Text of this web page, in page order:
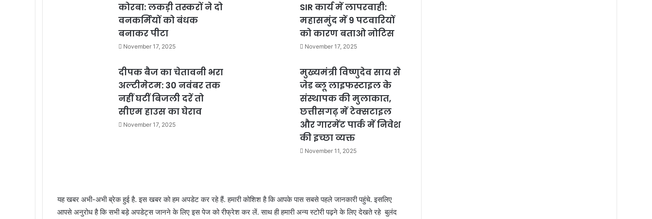
कोरबा: लकड़ी तस्करों ने दो
वनकर्मियों को बंधक
बनाकर पीटा
November 17, 2025
SIR कार्य में लापरवाही:
महासमुंद में 9 पटवारियों
को कारण बताओ नोटिस
November 17, 2025
दीपक बैज का चेतावनी भरा
अल्टीमेटम: 30 नवंबर तक
नहीं घटीं बिजली दरें तो
सीएम हाउस का घेराव
November 17, 2025
मुख्यमंत्री विष्णुदेव साय से
जेड ब्लू लाइफस्टाइल के
संस्थापक की मुलाकात,
छत्तीसगढ़ में टेक्सटाइल
और गारमेंट पार्क में निवेश
की इच्छा व्यक्त
November 11, 2025
यह खबर अभी-अभी ब्रेक हुई है. इस खबर को हम अपडेट कर रहे हैं. हमारी कोशिश है कि आपके पास सबसे पहले जानकारी पहुंचे. इसलिए
आपसे अनुरोध है कि सभी बड़े अपडेट्स जानने के लिए इस पेज को रीफ्रेश कर लें. साथ ही हमारी अन्य स्टोरी पढ़ने के लिए देखते रहे बुलंद